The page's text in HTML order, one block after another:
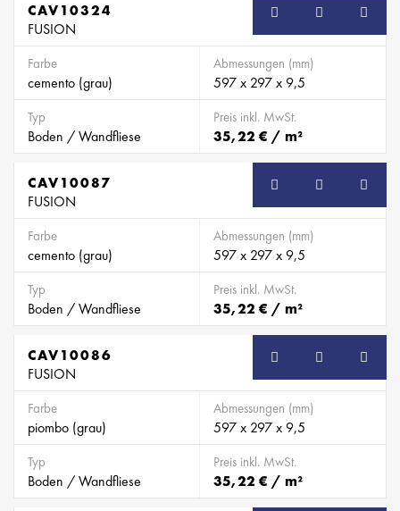
CAV10324
FUSION
Farbe
cemento (grau)
Abmessungen (mm)
597 x 297 x 9,5
Typ
Boden / Wandfliese
Preis inkl. MwSt.
35,22 € / m²
CAV10087
FUSION
Farbe
cemento (grau)
Abmessungen (mm)
597 x 297 x 9,5
Typ
Boden / Wandfliese
Preis inkl. MwSt.
35,22 € / m²
CAV10086
FUSION
Farbe
piombo (grau)
Abmessungen (mm)
597 x 297 x 9,5
Typ
Boden / Wandfliese
Preis inkl. MwSt.
35,22 € / m²